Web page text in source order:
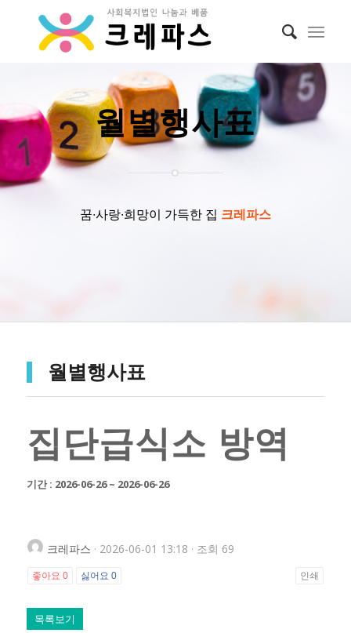
월별행사표
꿈∙사랑∙희망이 가득한 집 크레파스
월별행사표
집단급식소 방역
기간 : 2026-06-26 ~ 2026-06-26
크레파스 · 2026-06-01 13:18 · 조회 69
좋아요 0 싫어요 0 인쇄
목록보기